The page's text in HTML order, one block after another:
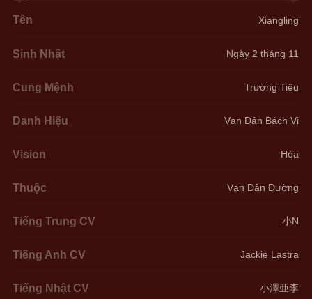
Tên Xiangling
Sinh Nhật Ngày 2 tháng 11
Cung Mệnh Trường Tiêu
Danh Hiệu Vạn Dân Bách Vị
Vision Hỏa
Thuộc Vạn Dân Đường
Tiếng Trung CV 小N
Tiếng Anh CV Jackie Lastra
Tiếng Nhật CV 小澤亜李